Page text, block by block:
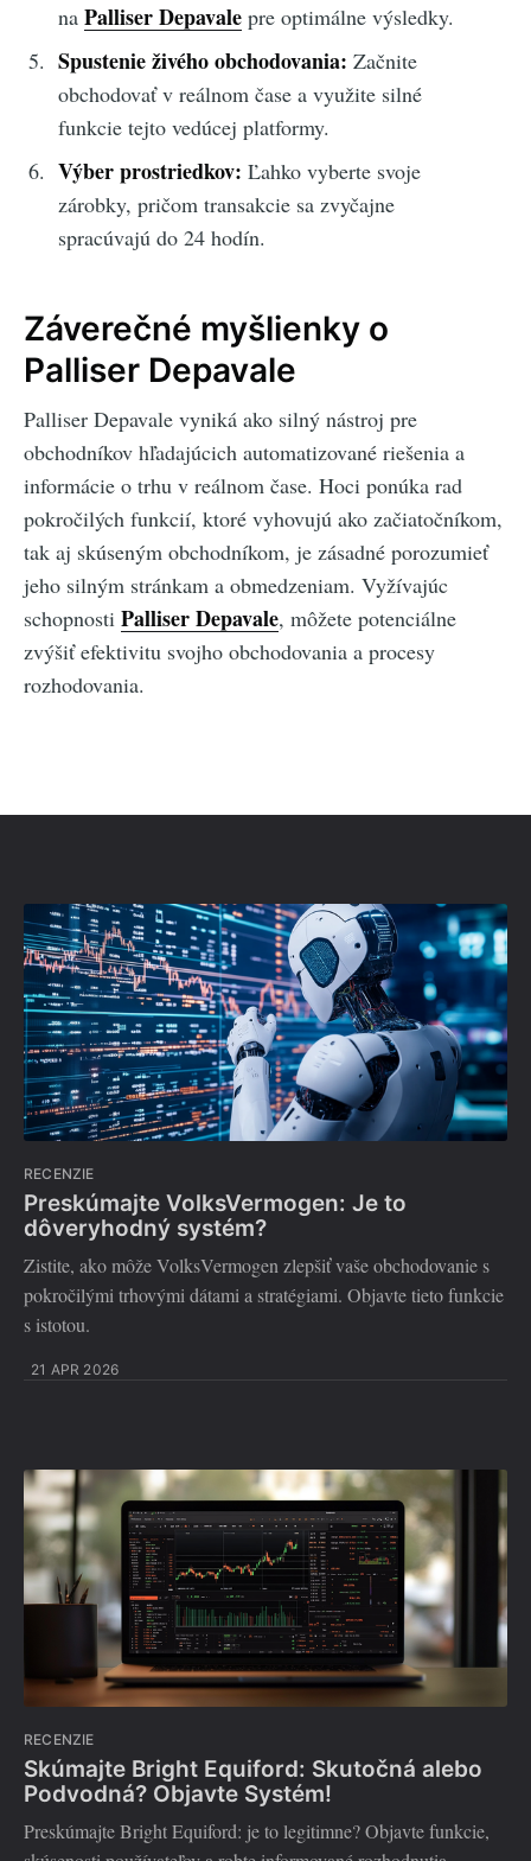
na Palliser Depavalepre optimálne výsledky.
Spustenie živého obchodovania: Začnite
obchodovať v reálnom čase a využite silné
funkcie tejto vedúcej platformy.
Výber prostriedkov: Ľahko vyberte svoje
zárobky, pričom transakcie sa zvyčajne
spracúvajú do 24 hodín.
Záverečné myšlienky o
Palliser Depavale
Palliser Depavale vyniká ako silný nástroj pre
obchodníkov hľadajúcich automatizované riešenia a
informácie o trhu v reálnom čase. Hoci ponúka rad
pokročilých funkcií, ktoré vyhovujú ako začiatočníkom,
tak aj skúseným obchodníkom, je zásadné porozumieť
jeho silným stránkam a obmedzeniam. Vyžívajúc
schopnosti Palliser Depavale, môžete potenciálne
zvýšiť efektivitu svojho obchodovania a procesy
rozhodovania.
RECENZIE
Preskúmajte VolksVermogen: Je to
dôveryhodný systém?
Zistite, ako môže VolksVermogen zlepšiť vaše obchodovanie s
pokročilými trhovými dátami a stratégiami. Objavte tieto funkcie
s istotou.
21 APR 2026
RECENZIE
Skúmajte Bright Equiford: Skutočná alebo
Podvodná? Objavte Systém!
Preskúmajte Bright Equiford: je to legitimne? Objavte funkcie,